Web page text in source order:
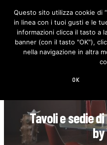
Tavoli e sedie
by
Questo sito utilizza cookie di
in linea con i tuoi gusti e le
informazioni clicca il tasto a
banner (con il tasto "OK"),
nella navigazione in altra
OK